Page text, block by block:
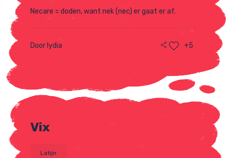
Necare = doden, want nek (nec) er gaat er af.
Door lydia +5
Vix
Latijn